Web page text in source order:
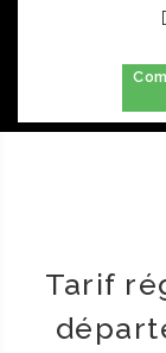
Tarif